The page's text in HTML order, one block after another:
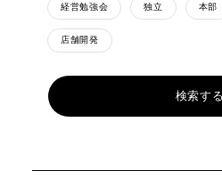
経営勉強会 独立 本部
店舗開発